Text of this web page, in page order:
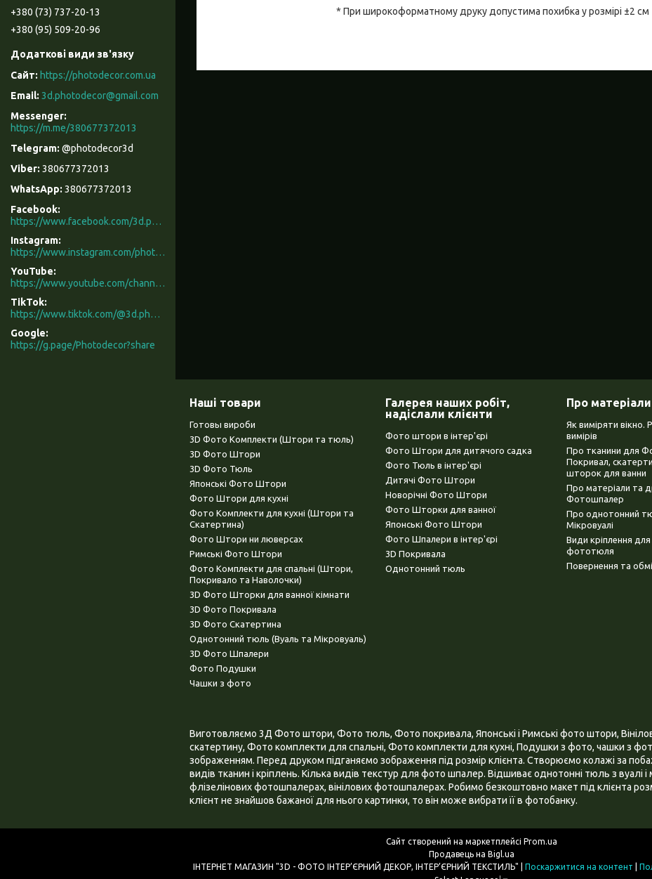
* При широкоформатному друку допустима похибка у розмірі ±2 см
+380 (73) 737-20-13
+380 (95) 509-20-96
https://photodecor.com.ua
3d.photodecor@gmail.com
https://m.me/380677372013
@photodecor3d
380677372013
380677372013
Facebook
https://www.facebook.com/3d.photodecor/
Instagram
https://www.instagram.com/photodecor.com.ua/
YouTube
https://www.youtube.com/channel/UCXCUerfqRY1Pw7-IptdbqyA/videos
TikTok
https://www.tiktok.com/@3d.photodecor?is_from_webapp=1&sender_device=pc
Google
https://g.page/Photodecor?share
Наші товари
Готовы вироби
3D Фото Комплекти (Штори та тюль)
3D Фото Штори
3D Фото Тюль
Японські Фото Штори
Фото Штори для кухні
Фото Комплекти для кухні (Штори та
Скатертина)
Фото Штори ни люверсах
Римські Фото Штори
Фото Комплекти для спальні (Штори,
Покривало та Наволочки)
3D Фото Шторки для ванної кімнати
3D Фото Покривала
3D Фото Скатертина
Однотонний тюль (Вуаль та Мікровуаль)
3D Фото Шпалери
Фото Подушки
Чашки з фото
Галерея наших робіт,
надіслали клієнти
Фото штори в інтер'єрі
Фото Штори для дитячого садка
Фото Тюль в інтер'єрі
Дитячі Фото Штори
Новорічні Фото Штори
Фото Шторки для ванної
Японські Фото Штори
Фото Шпалери в інтер'єрі
3D Покривала
Однотонний тюль
Про матеріали
Як виміряти вікно.
вимірів
Про тканини для
Покривал,
шторок для ванни
Про матеріали та
Фотошпалер
Про однотонний
Мікровуалі
Види кріплення
фототюля
Повернення та
Виготовляємо 3Д Фото штори, Фото тюль, Фото покривала, Японські і Римські фото штори,
скатертину, Фото комплекти для спальні, Фото комплекти для кухні, Подушки з фото, чашки з
зображенням. Перед друком підганяємо зображення під розмір клієнта. Створюємо колажі за
видів тканин і кріплень. Кілька видів текстур для фото шпалер. Відшиває однотонні тюль з вуалі
флізелінових фотошпалерах, вінілових фотошпалерах. Робимо безкоштовно макет під клієнта
клієнт не знайшов бажаної для нього картинки, то він може вибрати її в фотобанку.
Сайт створений на маркетплейсі Prom.ua
Продавець на Bigl.ua
Поскаржитися на контент